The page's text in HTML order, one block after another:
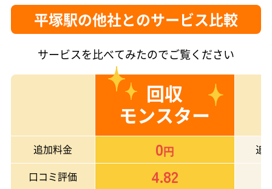
平塚駅の他社とのサービス比較
サービスを比べてみたのでご覧ください
回収
モンスター
追加料金 0円
追
口コミ評価
4.82